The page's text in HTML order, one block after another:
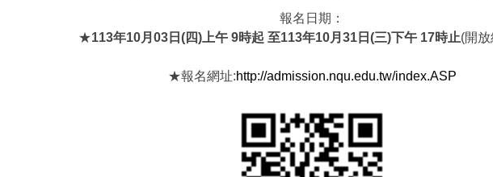
報名日期：
★113年10月03日(四)上午 9時起 至113年10月31日(三)下午 17時止(開
★報名網址:http://admission.nqu.edu.tw/index.ASP